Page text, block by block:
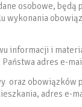
osobowe,
wykonania
informacji i
adres e-
oraz obowiązków
adres e-